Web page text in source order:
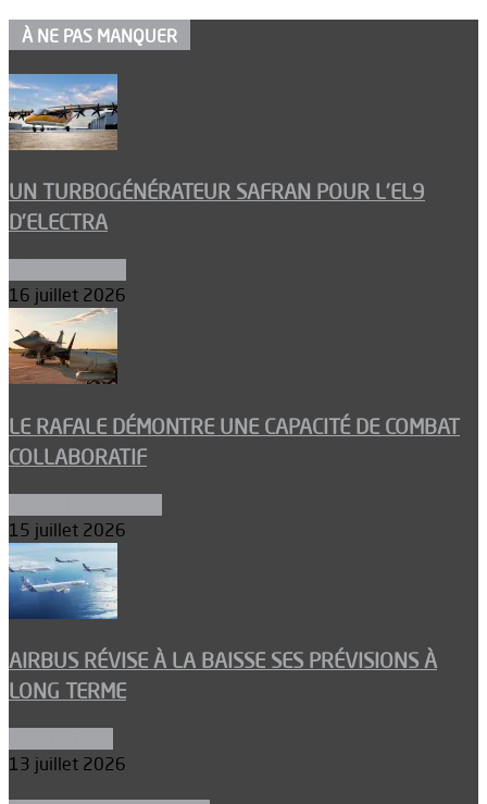
À NE PAS MANQUER
UN TURBOGÉNÉRATEUR SAFRAN POUR L’EL9
D’ELECTRA
16 juillet 2026
LE RAFALE DÉMONTRE UNE CAPACITÉ DE COMBAT
COLLABORATIF
15 juillet 2026
AIRBUS RÉVISE À LA BAISSE SES PRÉVISIONS À
LONG TERME
13 juillet 2026